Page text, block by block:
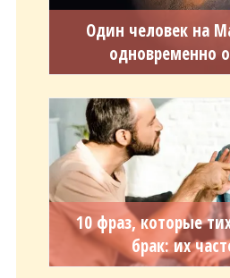
Один человек на
одновременно
10 фраз, которые
брак: их